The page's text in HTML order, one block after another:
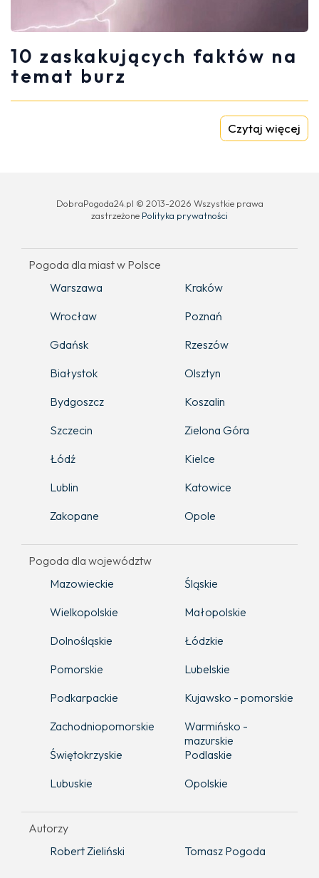
10 zaskakujących faktów na
temat burz
Czytaj więcej
DobraPogoda24.pl © 2013-2026 Wszystkie prawa
zastrzeżone Polityka prywatności
Pogoda dla miast w Polsce
Warszawa
Kraków
Wrocław
Poznań
Gdańsk
Rzeszów
Białystok
Olsztyn
Bydgoszcz
Koszalin
Szczecin
Zielona Góra
Łódź
Kielce
Lublin
Katowice
Zakopane
Opole
Pogoda dla województw
Mazowieckie
Śląskie
Wielkopolskie
Małopolskie
Dolnośląskie
Łódzkie
Pomorskie
Lubelskie
Podkarpackie
Kujawsko - pomorskie
Zachodniopomorskie
Warmińsko -
mazurskie
Świętokrzyskie
Podlaskie
Lubuskie
Opolskie
Autorzy
Robert Zieliński
Tomasz Pogoda